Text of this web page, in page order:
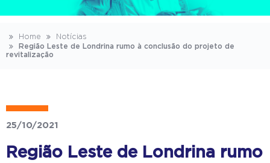
Home
Notícias
Região Leste de Londrina rumo à conclusão do projeto de
revitalização
25/10/2021
Região Leste de Londrina rumo